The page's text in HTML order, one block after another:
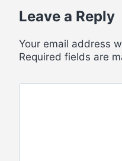
Leave a Reply
Your email address
Required fields are